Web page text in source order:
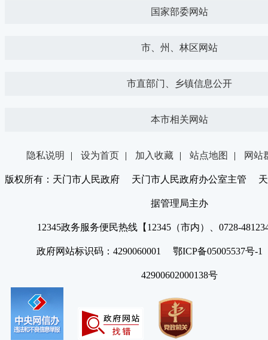
国家部委网站
市、州、林区网站
市直部门、乡镇信息公开
本市相关网站
隐私说明 | 设为首页 | 加入收藏 | 站点地图 | 网站
版权所有：天门市人民政府 天门市人民政府办公室主管 天
据管理局主办
12345政务服务便民热线【12345（市内）、0728-
政府网站标识码：4290060001 鄂ICP备05005537号
42900602000138号